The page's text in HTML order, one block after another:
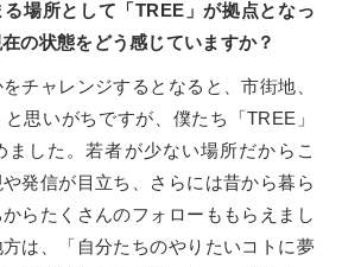
場所として「TREE」が拠点となっ
の状態をどう感じていますか？
をチャレンジするとなると、市街地、
思いがちですが、僕たち「TREE」
ました。若者が少ない場所だからこ
発信が目立ち、さらには昔から暮ら
らたくさんのフォローももらえまし
は、「自分たちのやりたいコトに夢